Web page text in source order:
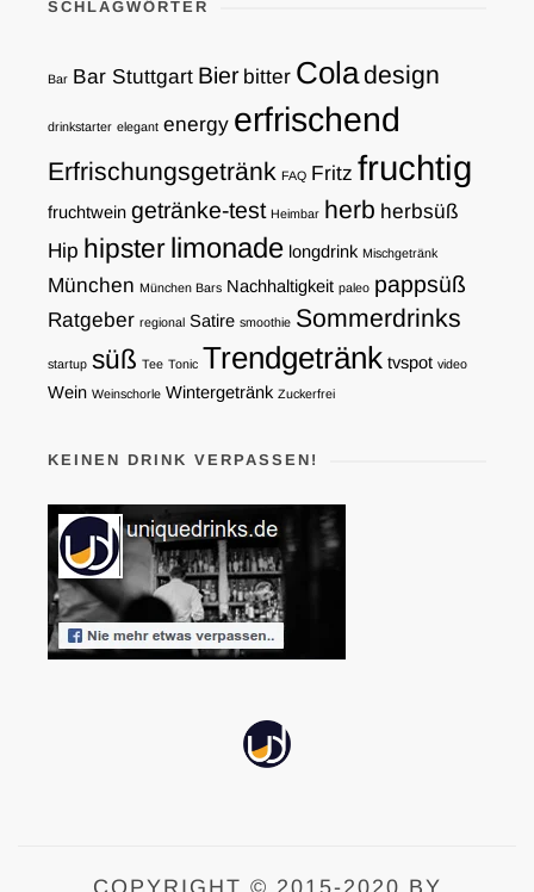
SCHLAGWÖRTER
Bar Bar Stuttgart Bier bitter Coladesign
drinkstarter elegant energy erfrischend
Erfrischungsgetränk FAQ Fritz fruchtig
fruchtwein getränke-test Heimbar herb herbsüß
Hip hipsterlimonade longdrink Mischgetränk
München München Bars Nachhaltigkeit paleo pappsüß
Ratgeber regional Satire smoothie Sommerdrinks
startup süß Tee Tonic Trendgetränk tvspot video
Wein Weinschorle Wintergetränk Zuckerfrei
KEINEN DRINK VERPASSEN!
COPYRIGHT © 2015-2020 BY